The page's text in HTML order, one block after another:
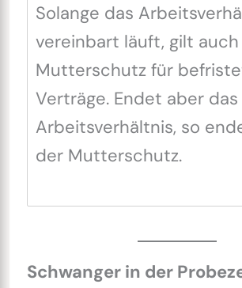
Solange das
vereinbart läuft, gilt
Mutterschutz für
Verträge. Endet aber das
Arbeitsverhältnis, so
der Mutterschutz.
Schwanger in der